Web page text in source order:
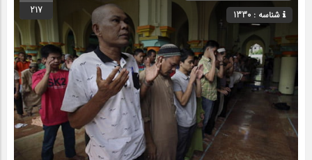
شناسه : 1330
217